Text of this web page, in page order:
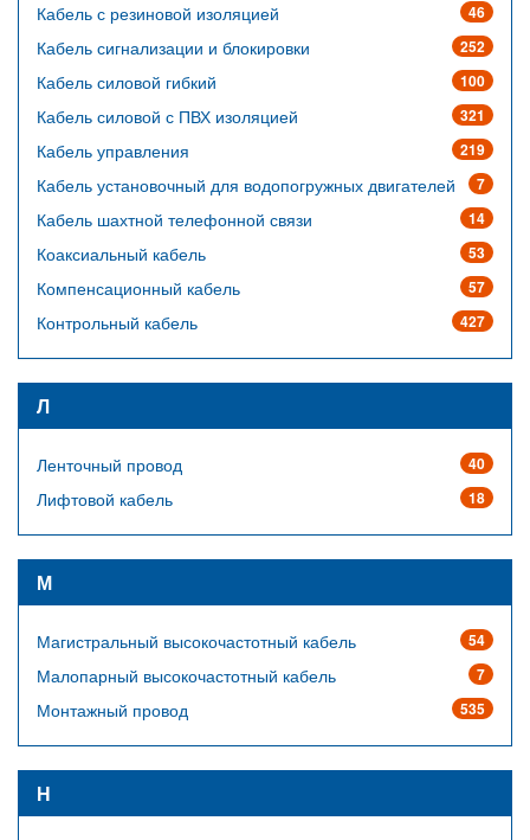
46
Кабель с резиновой изоляцией
252
Кабель сигнализации и блокировки
100
Кабель силовой гибкий
321
Кабель силовой с ПВХ изоляцией
219
Кабель управления
7
Кабель установочный для водопогружных двигателей
14
Кабель шахтной телефонной связи
53
Коаксиальный кабель
57
Компенсационный кабель
427
Контрольный кабель
Л
40
Ленточный провод
18
Лифтовой кабель
М
54
Магистральный высокочастотный кабель
7
Малопарный высокочастотный кабель
535
Монтажный провод
Н